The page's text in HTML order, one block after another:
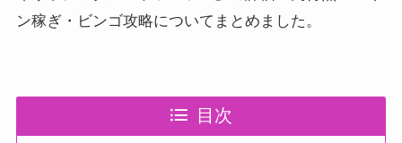
ン稼ぎ・ビンゴ攻略についてまとめました。
目次